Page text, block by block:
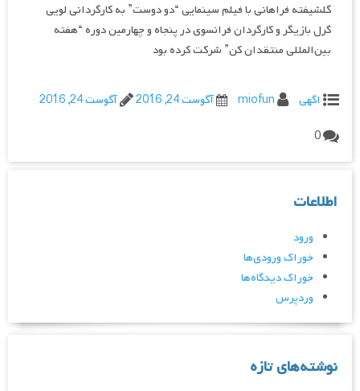
گلشیفته فراهانی با فیلم سینمایی “دو دوست” به کارگردانی لویی
گرل بازیگر و کارگردان فرانسوی در پنجاه و چهارمین دوره “هفته
بین‌المللی منتقدان کن” شرکت کرده بود
اگهی miofun آگوست 24, 2016
آگوست 24, 2016
0
اطلاعات
ورود
خوراک ورودی‌ها
خوراک دیدگاه‌ها
وردپرس
نوشته‌های تازه